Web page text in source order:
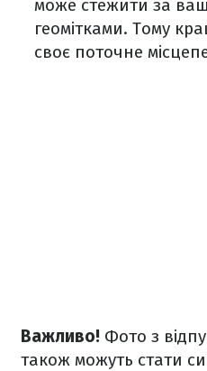
може стежити за
геомітками. Тому
своє поточне
Важливо! Фото з
також можуть стати